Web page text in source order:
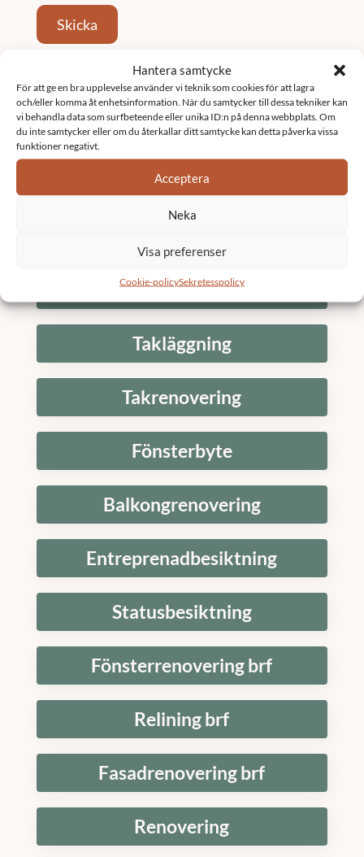
Hantera samtycke
För att ge en bra upplevelse använder vi teknik som cookies för att lagra
och/eller komma åt enhetsinformation. När du samtycker till dessa tekniker kan
vi behandla data som surfbeteende eller unika ID:n på denna webbplats. Om
du inte samtycker eller om du återkallar ditt samtycke kan detta påverka vissa
funktioner negativt.
Acceptera
Neka
Visa preferenser
Cookie-policySekretesspolicy
Skicka
Tjänster
Fastighetsförvaltning
Underhållsplan
Stambyte
Takläggning
Takrenovering
Fönsterbyte
Balkongrenovering
Entreprenadbesiktning
Statusbesiktning
Fönsterrenovering brf
Relining brf
Fasadrenovering brf
Renovering